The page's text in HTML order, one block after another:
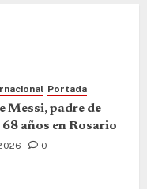
Portada
Messi, padre de
años en Rosario
0